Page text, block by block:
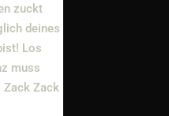
zuckt
deines
Los
muss
Zack Zack